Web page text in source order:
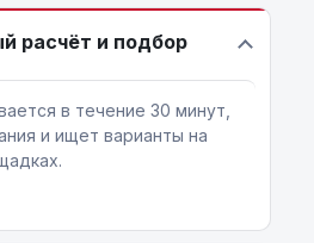
расчёт и подбор
в течение 30 минут,
и ищет варианты на